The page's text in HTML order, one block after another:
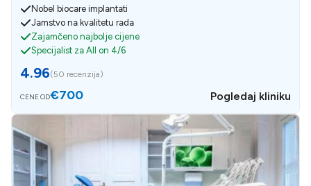
Nobel biocare implantati
Jamstvo na kvalitetu rada
Zajamčeno najbolje cijene
Specijalist za All on 4/6
4.96(50 recenzija)
CENE OD€700 Pogledaj kliniku